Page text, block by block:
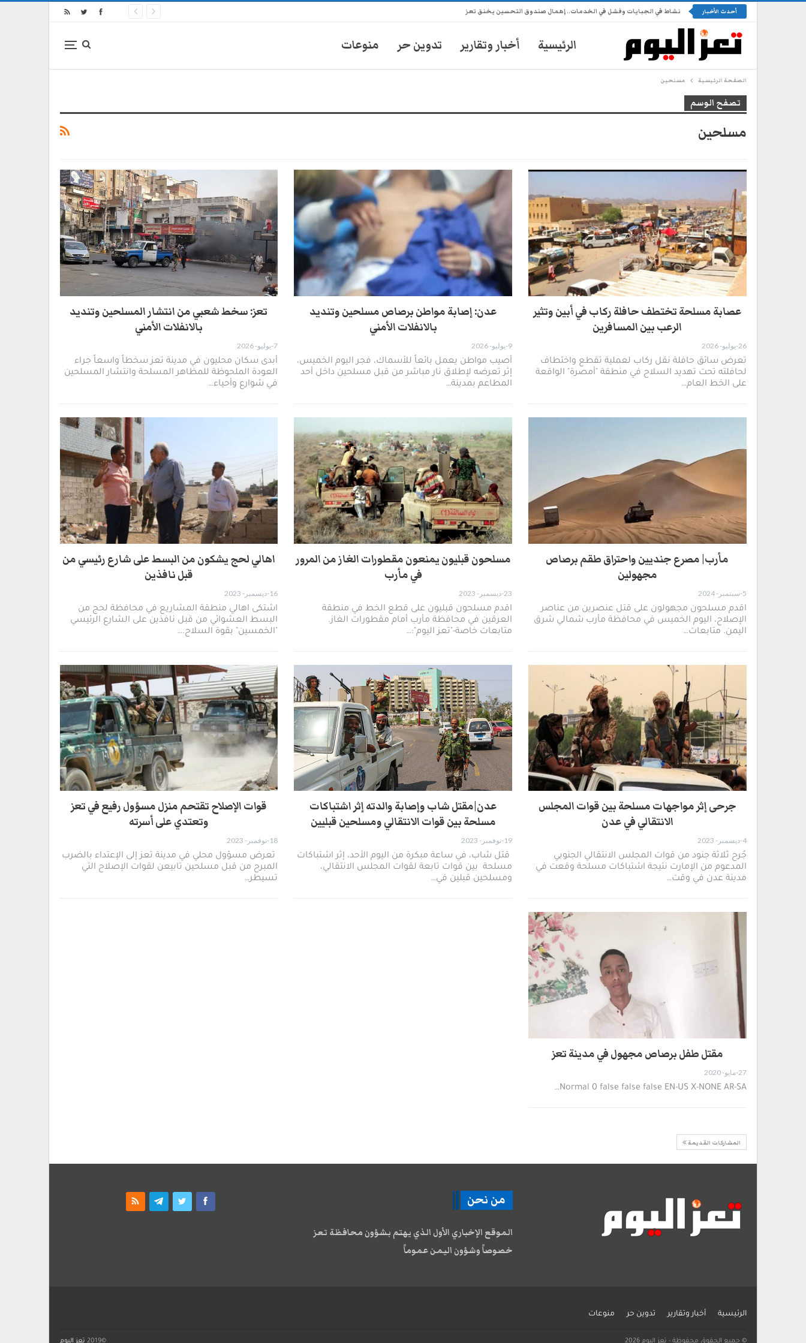
أحدث الأخبار نشاط في الجبايات وفشل في الخدمات.. إهمال صندوق التحسين يخنق تعز
الرئيسية أخبار وتقارير تدوين حر منوعات
الصفحة الرئيسية مسلحين
تصفح الوسم
مسلحين
عصابة مسلحة تختطف حافلة ركاب في أبين وتثير
الرعب بين المسافرين
26-يوليو- 2026
تعرض سائق حافلة نقل ركاب لعملية تقطع واختطاف
لحافلته تحت تهديد السلاح في منطقة "أمصرة" الواقعة
على الخط العام…
عدن: إصابة مواطن برصاص مسلحين وتنديد
بالانفلات الأمني
9-يوليو- 2026
أصيب مواطن يعمل بائعاً للأسماك، فجر اليوم الخميس،
إثر تعرضه لإطلاق نار مباشر من قبل مسلحين داخل أحد
المطاعم بمدينة…
تعز: سخط شعبي من انتشار المسلحين وتنديد
بالانفلات الأمني
7-يوليو- 2026
أبدى سكان محليون في مدينة تعز سخطاً واسعاً جراء
العودة الملحوظة للمظاهر المسلحة وانتشار المسلحين
في شوارع وأحياء…
مأرب| مصرع جنديين واحتراق طقم برصاص
مجهولين
5-سبتمبر- 2024
اقدم مسلحون مجهولون على قتل عنصرين من عناصر
الإصلاح، اليوم الخميس في محافظة مأرب شمالي شرق
اليمن. متابعات…
مسلحون قبليون يمنعون مقطورات الغاز من المرور
في مأرب
23-ديسمبر- 2023
اقدم مسلحون قبليون على قطع الخط في منطقة
العرقين في محافظة مأرب أمام مقطورات الغاز.
متابعات خاصة-"تعز اليوم":…
اهالي لحج يشكون من البسط على شارع رئيسي من
قبل نافذين
16-ديسمبر- 2023
اشتكى اهالي منطقة المشاريع في محافظة لحج من
البسط العشوائي من قبل نافذين على الشارع الرئيسي
"الخمسين" بقوة السلاح.…
جرحى إثر مواجهات مسلحة بين قوات المجلس
الانتقالي في عدن
4-ديسمبر- 2023
جُرح ثلاثة جنود من قوات المجلس الانتقالي الجنوبي
المدعوم من الإمارت نتيجة اشتباكات مسلحة وقعت في
مدينة عدن في وقت…
عدن|مقتل شاب وإصابة والدته إثر اشتباكات
مسلحة بين قوات الانتقالي ومسلحين قبليين
19-نوفمبر- 2023
قتل شاب، في ساعة مبكرة من اليوم الأحد، إثر اشتباكات
مسلحة بين قوات تابعة لقوات المجلس الانتقالي،
ومسلحين قبلين في…
قوات الإصلاح تقتحم منزل مسؤول رفيع في تعز
وتعتدي على أسرته
18-نوفمبر- 2023
تعرض مسؤول محلي في مدينة تعز إلى الإعتداء بالضرب
المبرح من قبل مسلحين تابيعن لقوات الإصلاح التي
تسيطر…
مقتل طفل برصاص مجهول في مدينة تعز
27-مايو- 2020
Normal 0 false false false EN-US X-NONE AR-SA
…
المشاركات القديمة
من نحن
الموقع الإخباري الأول الذي يهتم بشؤون محافظة تعز
خصوصاً وشؤون اليمن عموماً
الرئيسية أخبار وتقارير تدوين حر منوعات
© جميع الحقوق محفوظة - تعز اليوم 2026 ©2019 تعز اليوم